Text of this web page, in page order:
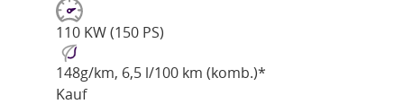
110 KW (150 PS)
148g/km, 6,5 l/100 km (komb.)*
Kauf